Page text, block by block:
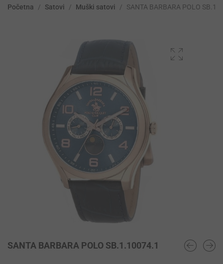
Početna / Satovi / Muški satovi / SANTA BARBARA POLO
SANTA BARBARA POLO SB.1.10074.1